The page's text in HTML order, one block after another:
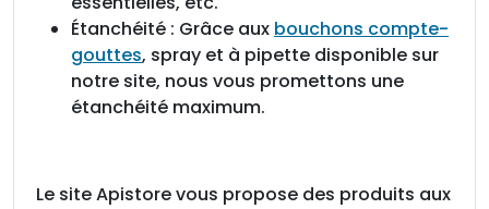
Étanchéité : Grâce aux bouchons compte-
gouttes, spray et à pipette disponible sur
notre site, nous vous promettons une
étanchéité maximum.
Le site Apistore vous propose des produits aux